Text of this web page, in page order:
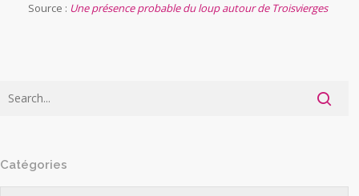
Source : Une présence probable du loup autour de Troisvierges
Catégories